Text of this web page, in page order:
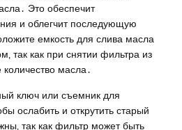
Это обеспечит
и облегчит последующую
емкость для слива масла
так как при снятии фильтра из
количество масла․
ключ или съемник для
ослабить и открутить старый
так как фильтр может быть